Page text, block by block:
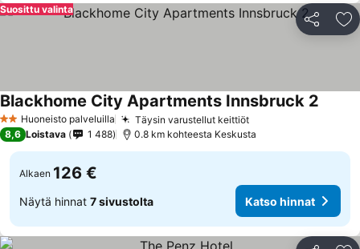
Jaa
Suosittu valinta
2 Tähtiluokitus
Huoneisto palveluilla Täysin varustellut keittiöt
Blackhome City Apartments Innsbruck 2
8,6 Loistava 1 488 0.8 km kohteesta Keskusta
Alkaen 126 €
Näytä hinnat 7 sivustolta Katso hinnat